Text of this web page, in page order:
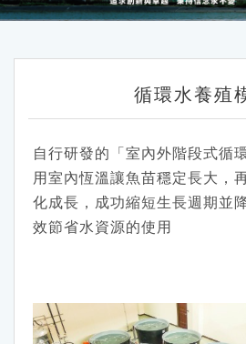
循環水養殖
自行研發的「室內外階段式循
用室內恆溫讓魚苗穩定長大，
化成長，成功縮短生長週期並
效節省水資源的使用